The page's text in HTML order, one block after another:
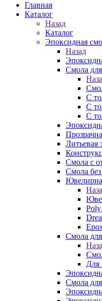
Главная
Каталог
Назад
Каталог
Эпоксидная
Назад
Смола
С
С
С
Литьевая
Смола с
Смола без
Смола
Для
Смола